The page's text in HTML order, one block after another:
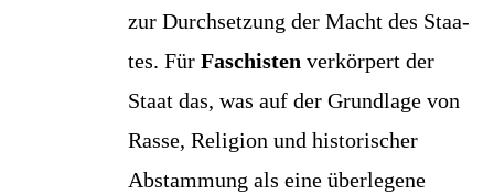
zur Durch­set­zung der Macht des Staa­
tes. Für Faschis­ten ver­kör­pert der
Staat das, was auf der Grund­la­ge von
Ras­se, Reli­gi­on und his­to­ri­scher
Abstam­mung als eine über­le­ge­ne